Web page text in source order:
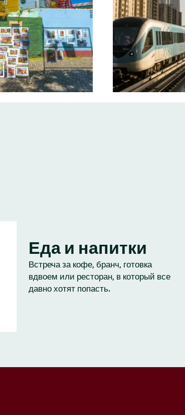
Еда и напитки
Встреча за кофе, бранч, готовка
вдвоем или ресторан, в который все
давно хотят попасть.